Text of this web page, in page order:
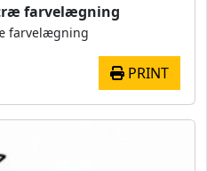
farvelægning
farvelægning
PRINT